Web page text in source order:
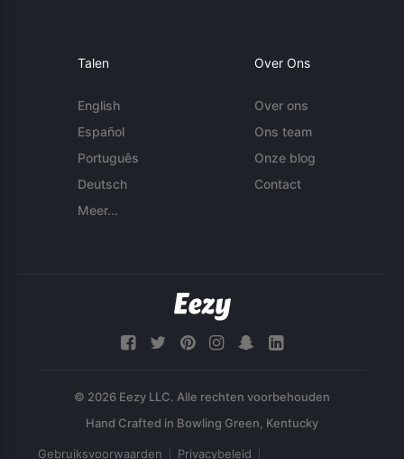
Talen
English
Español
Português
Deutsch
Meer...
Over Ons
Over ons
Ons team
Onze blog
Contact
© 2026 Eezy LLC. Alle rechten voorbehouden
Gebruiksvoorwaarden Privacybeleid